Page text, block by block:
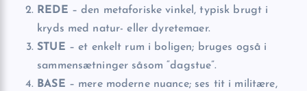
REDE – den metaforiske vinkel, typisk brugt i
kryds med natur- eller dyretemaer.
STUE – et enkelt rum i boligen; bruges også i
sammensætninger såsom “dag­stue”.
BASE – mere moderne nuance; ses tit i militære,